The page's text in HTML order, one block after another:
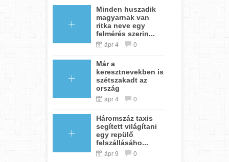
Minden huszadik
magyarnak van
ritka neve egy
felmérés szerin...
ápr 4 0
Már a
keresztnevekben is
szétszakadt az
ország
ápr 4 0
Háromszáz taxis
segített világítani
egy repülő
felszállásáho...
ápr 9 0